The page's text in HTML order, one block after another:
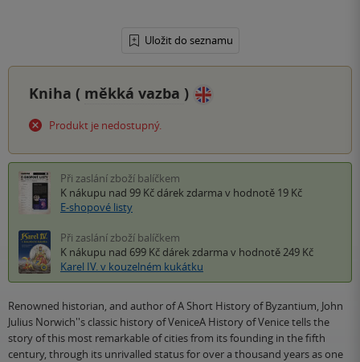
Uložit do seznamu
Kniha ( měkká vazba )
Produkt je nedostupný.
Při zaslání zboží balíčkem
K nákupu nad 99 Kč dárek zdarma v hodnotě 19 Kč
E-shopové listy
Při zaslání zboží balíčkem
K nákupu nad 699 Kč dárek zdarma v hodnotě 249 Kč
Karel IV. v kouzelném kukátku
Renowned historian, and author of A Short History of Byzantium, John
Julius Norwich''s classic history of VeniceA History of Venice tells the
story of this most remarkable of cities from its founding in the fifth
century, through its unrivalled status for over a thousand years as one